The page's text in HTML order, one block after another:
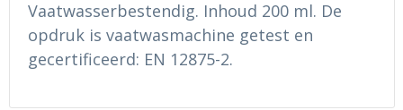
Ondergoed en Sokken
Regenkleding
Sokken en Nachtkleding
Regenkleding
Vaatwasserbestendig. Inhoud 200 ml. De
opdruk is vaatwasmachine getest en
gecertificeerd: EN 12875-2.